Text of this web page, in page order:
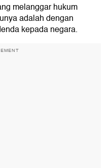
melanggar hukum
adalah dengan
kepada negara.